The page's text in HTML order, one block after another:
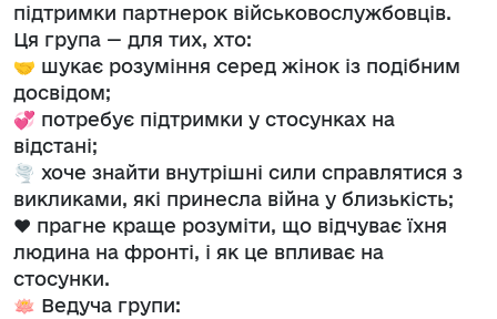
підтримки партнерок військовослужбовців.
Ця група — для тих, хто:
🤝 шукає розуміння серед жінок із подібним
досвідом;
💞 потребує підтримки у стосунках на
відстані;
🌪️ хоче знайти внутрішні сили справлятися з
викликами, які принесла війна у близькість;
❤️ прагне краще розуміти, що відчуває їхня
людина на фронті, і як це впливає на
стосунки.
🪷 Ведуча групи: